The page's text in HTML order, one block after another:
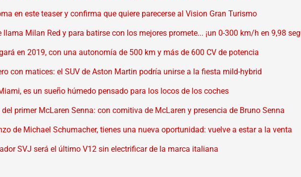
en este teaser y confirma que quiere parecerse al Vision Gran Turismo
llama Milan Red y para batirse con los mejores promete... ¡un 0-300 km/h en 9,98
en 2019, con una autonomía de 500 km y más de 600 CV de potencia
con matices: el SUV de Aston Martin podría unirse a la fiesta mild-hybrid
es un sueño húmedo pensado para los locos de los coches
primer McLaren Senna: con comitiva de McLaren y presencia de Bruno Senna
de Michael Schumacher, tienes una nueva oportunidad: vuelve a estar a la venta
SVJ será el último V12 sin electrificar de la marca italiana